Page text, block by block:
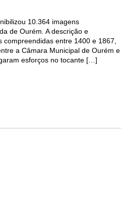
10.364 imagens
de Ourém. A descrição e
entre 1400 e 1867,
a Câmara Municipal de Ourém e
esforços no tocante […]